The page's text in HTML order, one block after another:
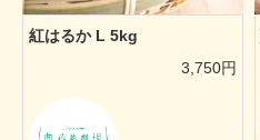
紅はるか L 5kg
3,750円